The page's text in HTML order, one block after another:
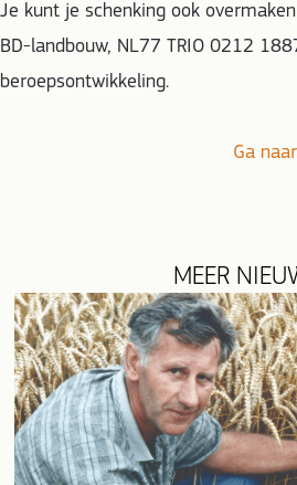
Je kunt je schenking ook
BD-landbouw, NL77 TRIO 0212
beroepsontwikkeling.
Ga naar
MEER